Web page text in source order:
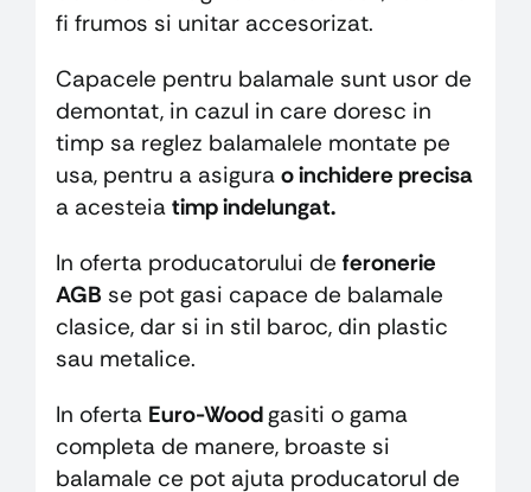
fi frumos si unitar accesorizat.
Capacele pentru balamale sunt usor de
demontat, in cazul in care doresc in
timp sa reglez balamalele montate pe
usa, pentru a asigura o inchidere precisa
a acesteia timp indelungat.
In oferta producatorului de feronerie
AGB se pot gasi capace de balamale
clasice, dar si in stil baroc, din plastic
sau metalice.
In oferta Euro-Woodgasiti o gama
completa de manere, broaste si
balamale ce pot ajuta producatorul de